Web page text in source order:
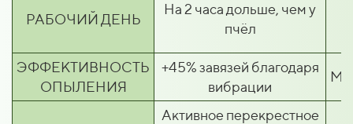
РАБОЧИЙ ДЕНЬ
На 2 часа дольше, чем у
пчёл
ЭФФЕКТИВНОСТЬ
ОПЫЛЕНИЯ
+45% завязей благодаря
вибрации
Активное перекрестное